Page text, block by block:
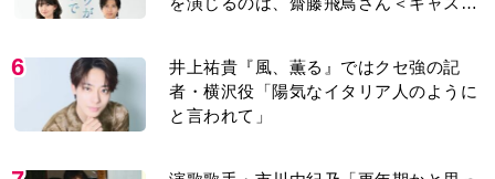
以上に心を使う仕事」
10
【もうムリ！ご近所姑】「こんなもん捨
ててまえ！」おばさんに怒鳴られ、傷つ